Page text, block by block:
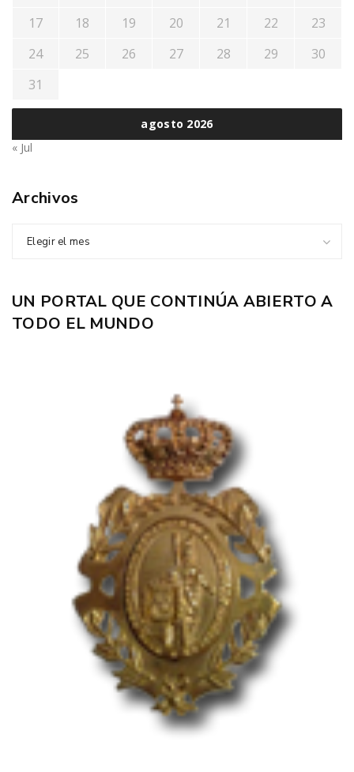
agosto 2026
17
18 19 20 21 22
23
24
25 26 27 28 29
30
31
« Jul
Archivos
Elegir el mes
UN PORTAL QUE CONTINÚA ABIERTO A
TODO EL MUNDO